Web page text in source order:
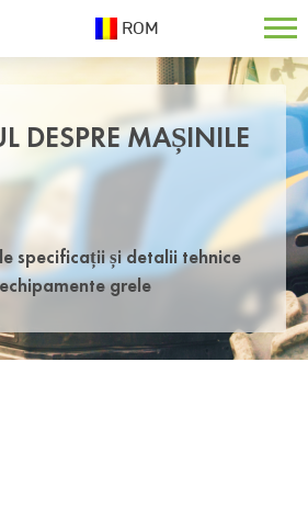
ROM
DESPRE MAȘINILE
specificații și detalii tehnice
grele